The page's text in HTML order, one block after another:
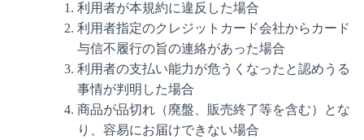
利用者が本規約に違反した場合
利用者指定のクレジットカード会社からカード
与信不履行の旨の連絡があった場合
利用者の支払い能力が危うくなったと認めうる
事情が判明した場合
商品が品切れ（廃盤、販売終了等を含む）とな
り、容易にお届けできない場合